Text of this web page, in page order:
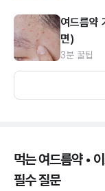
여드름약
면)
3분 꿀팁
먹는 여드름약 •
필수 질문